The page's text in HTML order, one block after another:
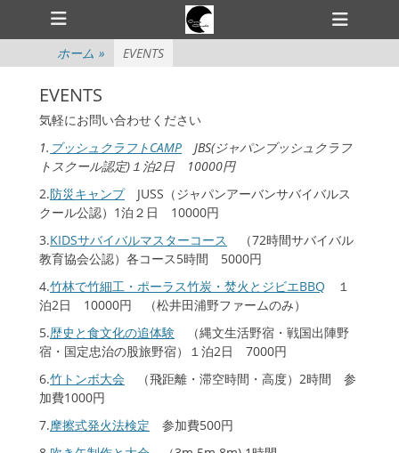
メインメニュー
ン
へ
ス
キ
ッ
プ
ヘ
ッ
ダ
り
え
ホーム » EVENTS
EVENTS
気軽にお問い合わせください
1. ブッシュクラフトCAMP JBS(ジャパンブッシュクラフ
トスクール認定)１泊2日 10000円
2.防災キャンプJUSS（ジャパンアーバンサバイバルス
クール公認）1泊２日 10000円
3.KIDSサバイバルマスターコース
（72時間サバイバル
教育協会公認）各コース5時間 5000円
4.竹林で竹細工・ポーラス竹炭・焚火とジビエBBQ １
泊2日 10000円 （松井田浦野ファームのみ）
5.歴史と食文化の追体験 （縄文生活野宿・戦国出陣野
宿・国定忠治の股旅野宿）１泊2日 7000円
6.竹トンボ大会 （飛距離・滞空時間・高度）2時間 参
加費1000円
7.摩擦式発火法検定 参加費500円